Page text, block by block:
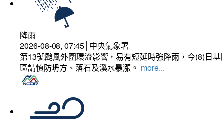
降雨
2026-08-08, 07:45│中央氣象署
第13號颱風外圍環流影響，易有短延時強降雨，今(8)日
區請慎防坍方、落石及溪水暴漲。 more...